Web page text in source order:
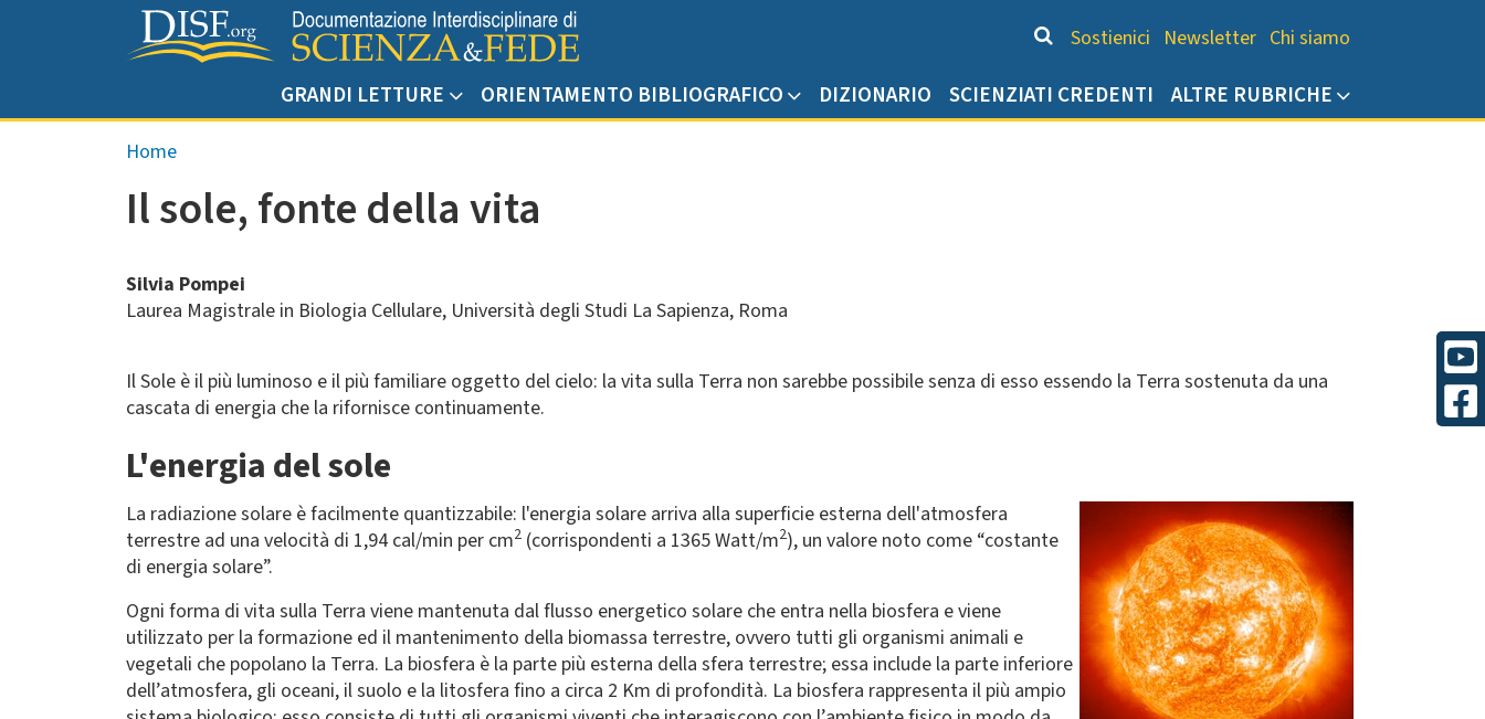
Salta al contenuto principale
Chi siamo
Sostienici Newsletter Chi siamo
GRANDI LETTURE ORIENTAMENTO BIBLIOGRAFICO DIZIONARIO SCIENZIATI CREDENTI ALTRE RUBRICHE
Briciole di pane
Home
Il sole, fonte della vita
Silvia Pompei
Laurea Magistrale in Biologia Cellulare, Università degli Studi La Sapienza, Roma
Il Sole è il più luminoso e il più familiare oggetto del cielo: la vita sulla Terra non sarebbe possibile senza di esso essendo la Terra sostenuta da una
cascata di energia che la rifornisce continuamente.
L'energia del sole
La radiazione solare è facilmente quantizzabile: l'energia solare arriva alla superficie esterna dell'atmosfera
terrestre ad una velocità di 1,94 cal/min per cm2 (corrispondenti a 1365 Watt/m2), un valore noto come “costante
di energia solare”.
Ogni forma di vita sulla Terra viene mantenuta dal flusso energetico solare che entra nella biosfera e viene
utilizzato per la formazione ed il mantenimento della biomassa terrestre, ovvero tutti gli organismi animali e
vegetali che popolano la Terra. La biosfera è la parte più esterna della sfera terrestre; essa include la parte inferiore
dell’atmosfera, gli oceani, il suolo e la litosfera fino a circa 2 Km di profondità. La biosfera rappresenta il più ampio